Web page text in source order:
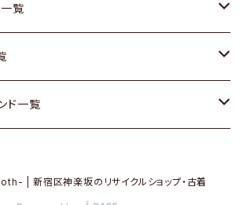
/ Antiqueアンティーク
ーズ
ジ
メ ファニチャー
ス
一覧
ベー
ド一覧
| 新宿区神楽坂のリサイクルショップ・古着